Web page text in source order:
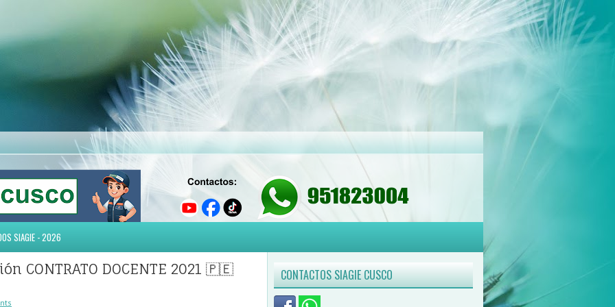
SIAGIE - 2026
CONTRATO DOCENTE 2021 🇵🇪
CONTACTOS SIAGIE CUSCO